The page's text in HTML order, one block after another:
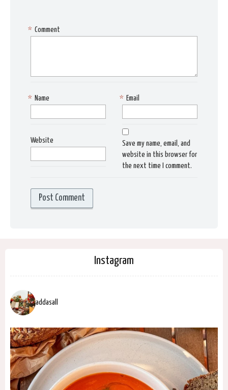
Comment
*
Name
* Email
*
Website
Save my name, email, and
website in this browser for
the next time I comment.
Instagram
addasall